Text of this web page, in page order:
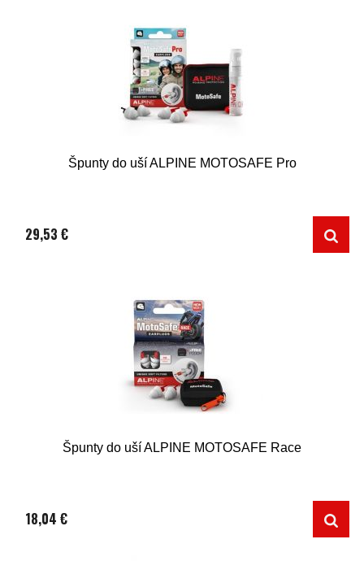
Špunty do uší ALPINE MOTOSAFE Pro
29,53 €
Špunty do uší ALPINE MOTOSAFE Race
18,04 €